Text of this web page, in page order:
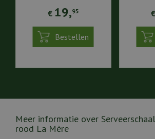
€ 19,95
Bestellen
€
Meer informatie over
rood La Mère